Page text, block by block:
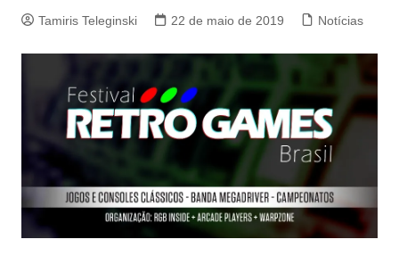
Tamiris Teleginski 22 de maio de 2019 Notícias